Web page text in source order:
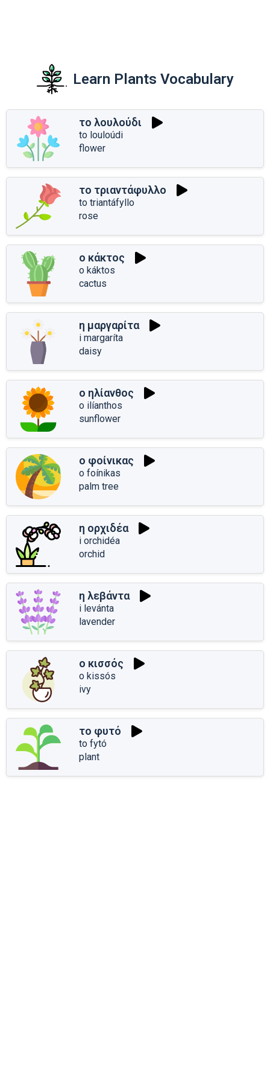
Learn Plants Vocabulary
το λουλούδι
to louloúdi
flower
το τριαντάφυλλο
to triantáfyllo
rose
ο κάκτος
o káktos
cactus
η μαργαρίτα
i margaríta
daisy
ο ηλίανθος
o ilíanthos
sunflower
ο φοίνικας
o foínikas
palm tree
η ορχιδέα
i orchidéa
orchid
η λεβάντα
i levánta
lavender
ο κισσός
o kissós
ivy
το φυτό
to fytó
plant